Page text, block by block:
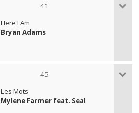
41
Here I Am
Bryan Adams
45
Les Mots
Mylene Farmer feat. Seal